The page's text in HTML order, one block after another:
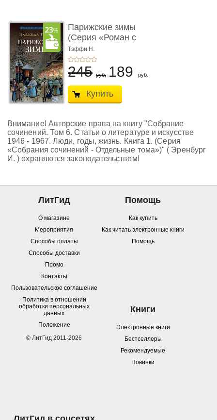
Парижские зимы
(Серия «Роман с
книгой»)
Тэффи Н.
245 руб. 189 руб.
Купить
Внимание! Авторские права на книгу "Собрание
сочинений. Том 6. Статьи о литературе и искусстве
1946 - 1967. Люди, годы, жизнь. Книга 1. (Серия
«Собрания сочинений - Отдельные тома»)" ( Эренбург
И. ) охраняются законодательством!
ЛитГид
О магазине
Мероприятия
Способы оплаты
Способы доставки
Промо
Контакты
Пользовательское соглашение
Политика в отношении
обработки персональных
данных
Положение
© ЛитГид 2011-2026
Помощь
Как купить
Как читать электронные книги
Помощь
Книги
Электронные книги
Бестселлеры
Рекомендуемые
Новинки